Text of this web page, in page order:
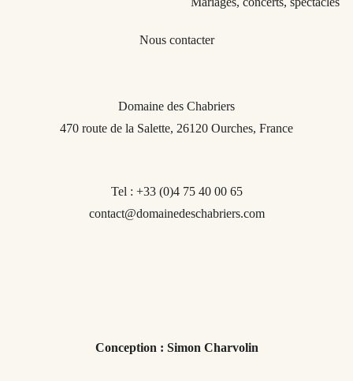
Nous contacter
Domaine des Chabriers
470 route de la Salette, 26120 Ourches, France
Tel : +33 (0)4 75 40 00 65
contact@domainedeschabriers.com
Conception : Simon Charvolin